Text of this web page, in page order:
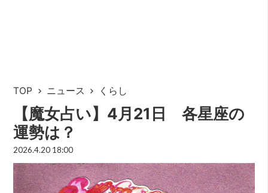
TOP ニュース くらし
【魔女占い】4月21日 各星座の
運勢は？
2026.4.20 18:00